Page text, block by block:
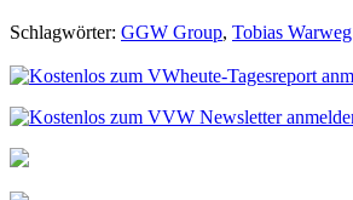
Schlagwörter: GGW Group, Tobias Warweg